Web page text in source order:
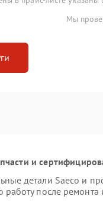
Мы
и
детали Saeco и
работу после